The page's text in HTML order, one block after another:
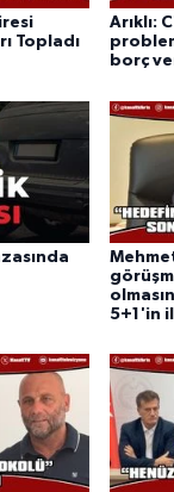
Topladı
Arıklı:
borç
5+1'in